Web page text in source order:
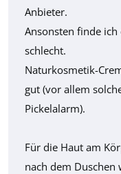
Anbieter.
Ansonsten finde
schlecht.
Naturkosmetik-
gut (vor allem
Pickelalarm).
Für die Haut am
nach dem